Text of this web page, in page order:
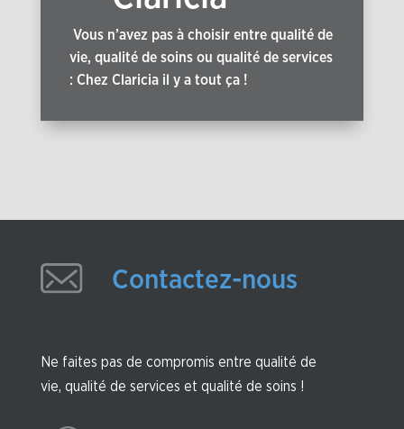
Vous n’avez pas à choisir entre qualité de
vie, qualité de soins ou qualité de services
: Chez Claricia il y a tout ça !
Contactez-nous
Ne faites pas de compromis entre qualité de
vie, qualité de services et qualité de soins !